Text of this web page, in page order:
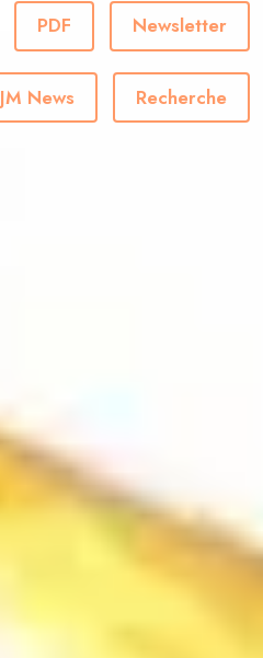
PDF Newsletter
News Recherche